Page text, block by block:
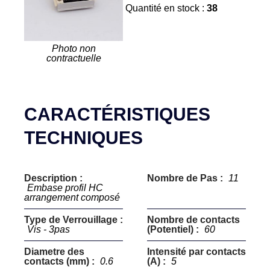
Photo non
contractuelle
Quantité en stock : 38
CARACTÉRISTIQUES
TECHNIQUES
Description :
Embase profil HC
arrangement composé
Nombre de Pas : 11
Type de Verrouillage :
Vis - 3pas
Nombre de contacts
(Potentiel) :
60
Diametre des
contacts (mm) : 0.6
Intensité par contacts
(A) : 5